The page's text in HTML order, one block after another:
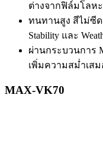
ต่างจากฟิล์มโลห
ทนทานสูง สีไม่ซีด
Stability และ
ผ่านกระบวนการ
เพิ่มความสม่ำเส
MAX-VK70